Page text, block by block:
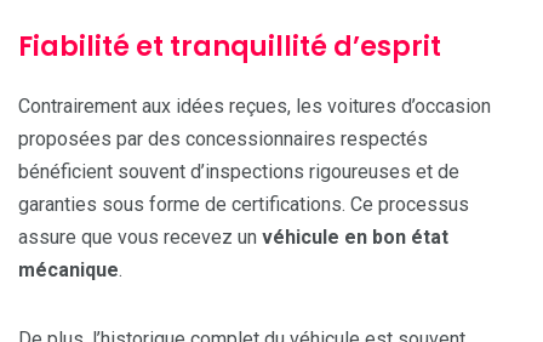
Fiabilité et tranquillité d’esprit
Contrairement aux idées reçues, les voitures d’occasion
proposées par des concessionnaires respectés
bénéficient souvent d’inspections rigoureuses et de
garanties sous forme de certifications. Ce processus
assure que vous recevez un véhicule en bon état
mécanique.